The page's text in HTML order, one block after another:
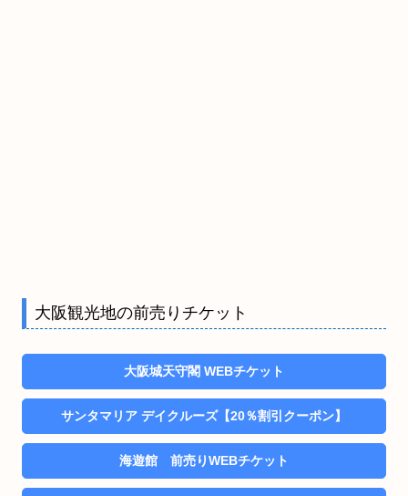
大阪観光地の前売りチケット
大阪城天守閣 WEBチケット
サンタマリア デイクルーズ【20％割引クーポン】
海遊館 前売りWEBチケット